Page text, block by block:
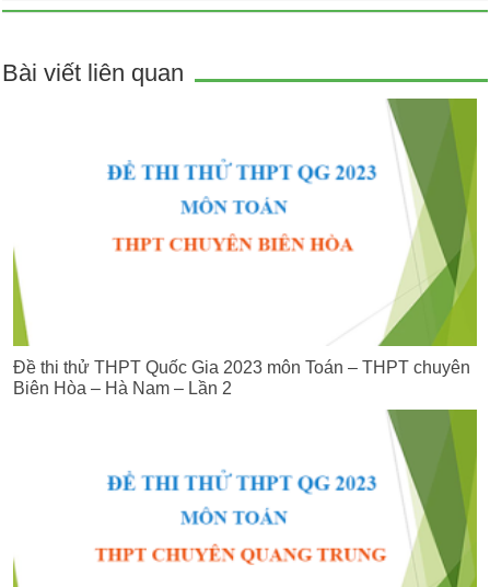
Bài viết liên quan
Đề thi thử THPT Quốc Gia 2023 môn Toán – THPT chuyên
Biên Hòa – Hà Nam – Lần 2